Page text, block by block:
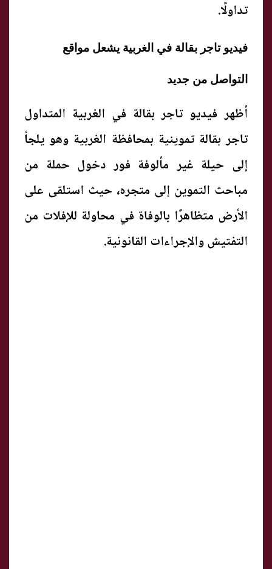
تداولًا.
فيديو تاجر بقالة في الغربية يشعل مواقع
التواصل من جديد
أظهر فيديو تاجر بقالة في الغربية المتداول
تاجر بقالة تموينية بمحافظة الغربية وهو يلجأ
إلى حيلة غير مألوفة فور دخول حملة من
مباحث التموين إلى متجره، حيث استلقى على
الأرض متظاهرًا بالوفاة في محاولة للإفلات من
التفتيش والإجراءات القانونية.